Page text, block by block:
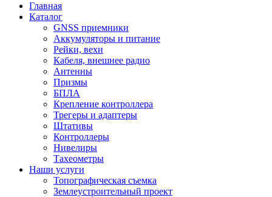
Главная
Каталог
GNSS приемники
Аккумуляторы и питание
Рейки, вехи
Кабеля, внешнее радио
Антенны
Призмы
БПЛА
Крепление контроллера
Трегеры и адаптеры
Штативы
Контроллеры
Нивелиры
Тахеометры
Наши услуги
Топографическая съемка
Землеустроительный проект